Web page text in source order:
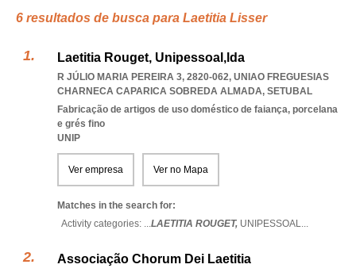
6 resultados de busca para Laetitia Lisser
Laetitia Rouget, Unipessoal,lda
R JÚLIO MARIA PEREIRA 3, 2820-062, UNIAO FREGUESIAS
CHARNECA CAPARICA SOBREDA ALMADA, SETUBAL
Fabricação de artigos de uso doméstico de faiança, porcelana
e grés fino
UNIP
Ver empresa Ver no Mapa
Matches in the search for:
Activity categories: ...LAETITIA ROUGET, UNIPESSOAL...
Associação Chorum Dei Laetitia